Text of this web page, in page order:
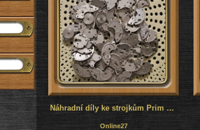
Náhradní díly ke strojkům Prim mix
Online27